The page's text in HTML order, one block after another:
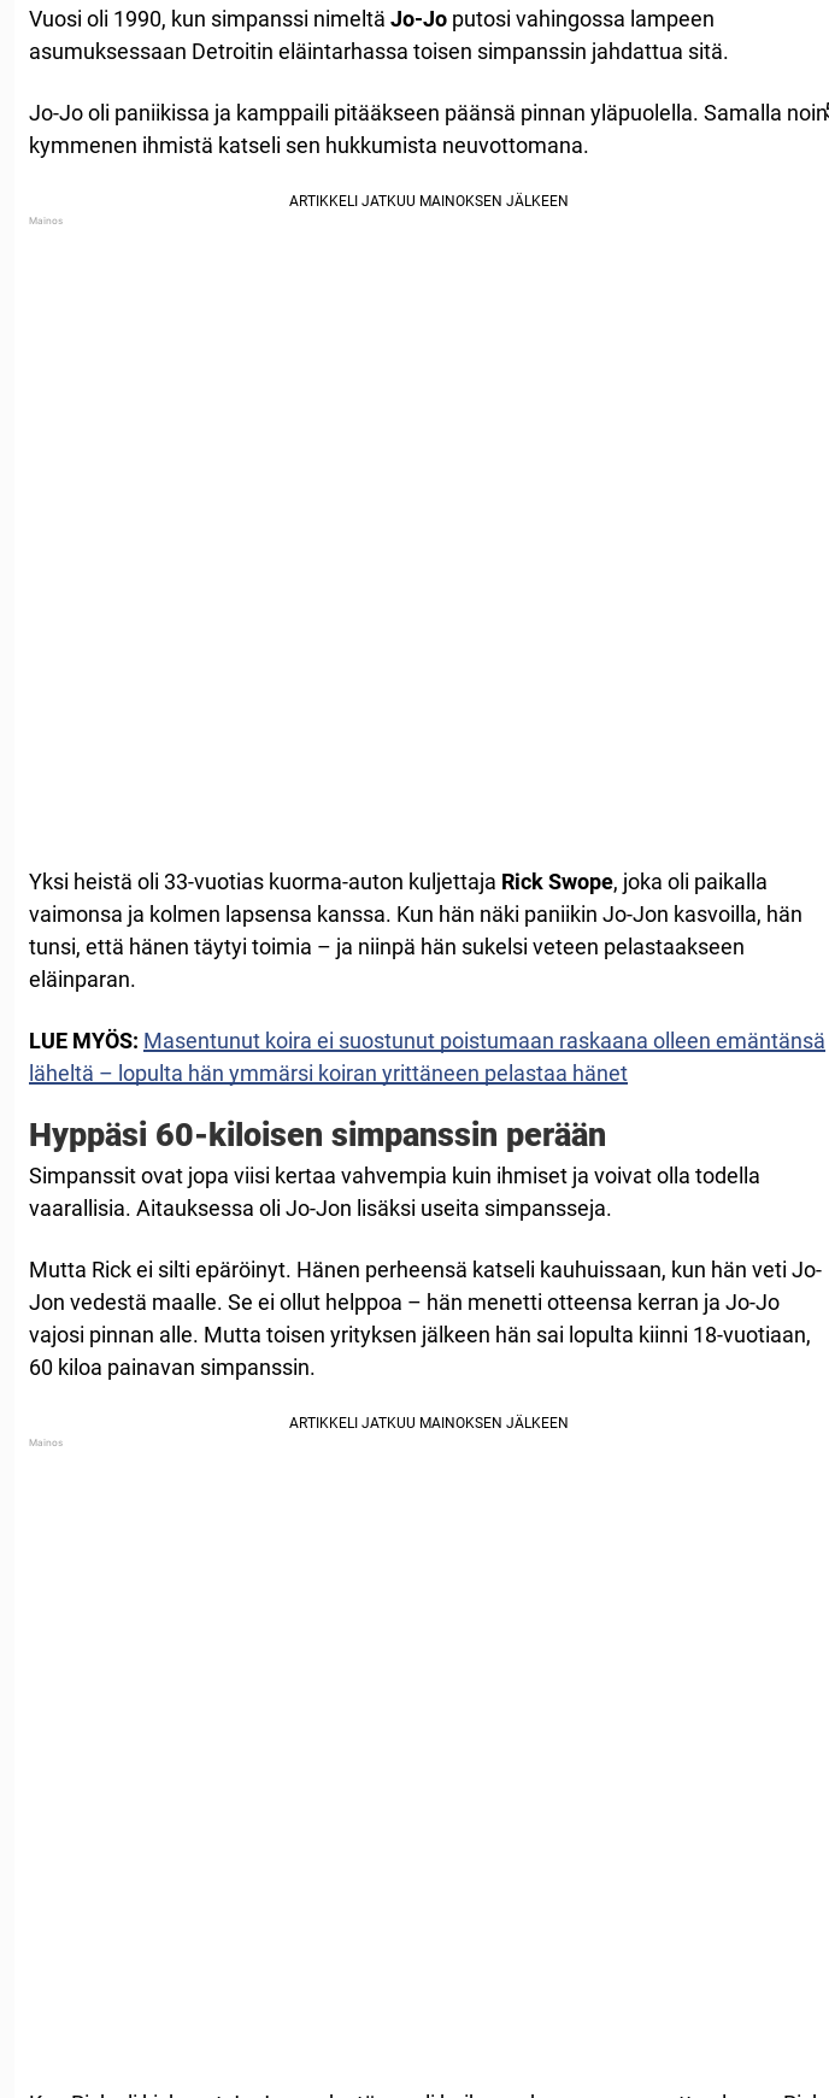
Vuosi oli 1990, kun simpanssi nimeltä Jo-Jo putosi vahingossa lampeen
asumuksessaan Detroitin eläintarhassa toisen simpanssin jahdattua sitä.
Jo-Jo oli paniikissa ja kamppaili pitääkseen päänsä pinnan yläpuolella. Samalla noin
kymmenen ihmistä katseli sen hukkumista neuvottomana.
Yksi heistä oli 33-vuotias kuorma-auton kuljettaja Rick Swope, joka oli paikalla
vaimonsa ja kolmen lapsensa kanssa. Kun hän näki paniikin Jo-Jon kasvoilla, hän
tunsi, että hänen täytyi toimia – ja niinpä hän sukelsi veteen pelastaakseen
eläinparan.
LUE MYÖS: Masentunut koira ei suostunut poistumaan raskaana olleen emäntänsä
läheltä – lopulta hän ymmärsi koiran yrittäneen pelastaa hänet
Hyppäsi 60-kiloisen simpanssin perään
Simpanssit ovat jopa viisi kertaa vahvempia kuin ihmiset ja voivat olla todella
vaarallisia. Aitauksessa oli Jo-Jon lisäksi useita simpansseja.
Mutta Rick ei silti epäröinyt. Hänen perheensä katseli kauhuissaan, kun hän veti Jo-
Jon vedestä maalle. Se ei ollut helppoa – hän menetti otteensa kerran ja Jo-Jo
vajosi pinnan alle. Mutta toisen yrityksen jälkeen hän sai lopulta kiinni 18-vuotiaan,
60 kiloa painavan simpanssin.